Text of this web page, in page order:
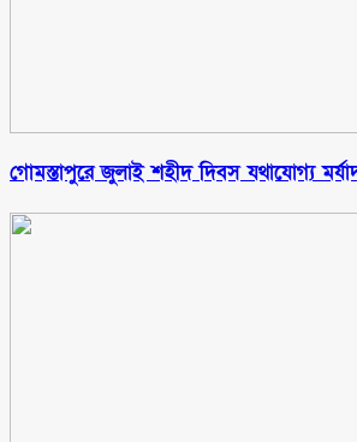
গোমস্তাপুরে জুলাই শহীদ দিবস যথাযোগ্য